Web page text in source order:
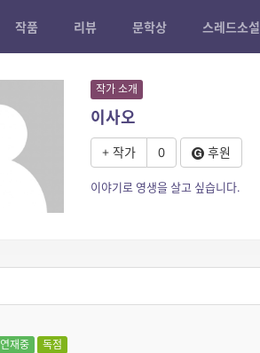
작품 리뷰 문학상 스레드소설
작가 소개
이사오
+ 작가 0 후원
이야기로 영생을 살고 싶습니다.
연재중 독점